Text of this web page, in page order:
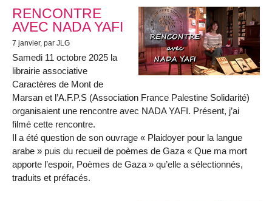
RENCONTRE
AVEC NADA YAFI
7 janvier, par JLG
Samedi 11 octobre 2025 la
librairie associative
Caractères de Mont de
Marsan et l’A.F.P.S (Association France Palestine Solidarité)
organisaient une rencontre avec NADA YAFI. Présent, j’ai
filmé cette rencontre.
Il a été question de son ouvrage « Plaidoyer pour la langue
arabe » puis du recueil de poèmes de Gaza « Que ma mort
apporte l’espoir, Poèmes de Gaza » qu’elle a sélectionnés,
traduits et préfacés.